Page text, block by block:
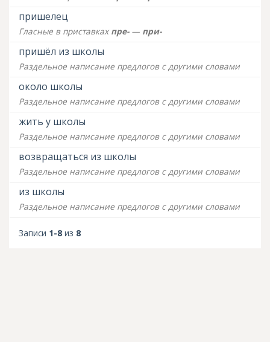
пришелец
Гласные в приставках пре-— при-
пришёл из школы
Раздельное написание предлогов с другими словами
около школы
Раздельное написание предлогов с другими словами
жить у школы
Раздельное написание предлогов с другими словами
возвращаться из школы
Раздельное написание предлогов с другими словами
из школы
Раздельное написание предлогов с другими словами
Записи 1-8 из 8